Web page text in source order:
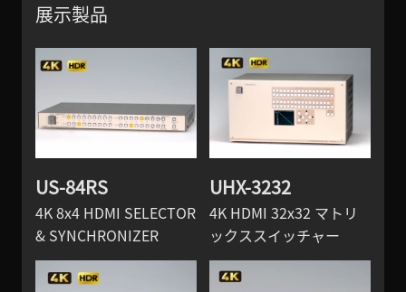
展示製品
US-84RS
4K 8x4 HDMI SELECTOR
& SYNCHRONIZER
UHX-3232
4K HDMI 32x32 マトリ
ックススイッチャー